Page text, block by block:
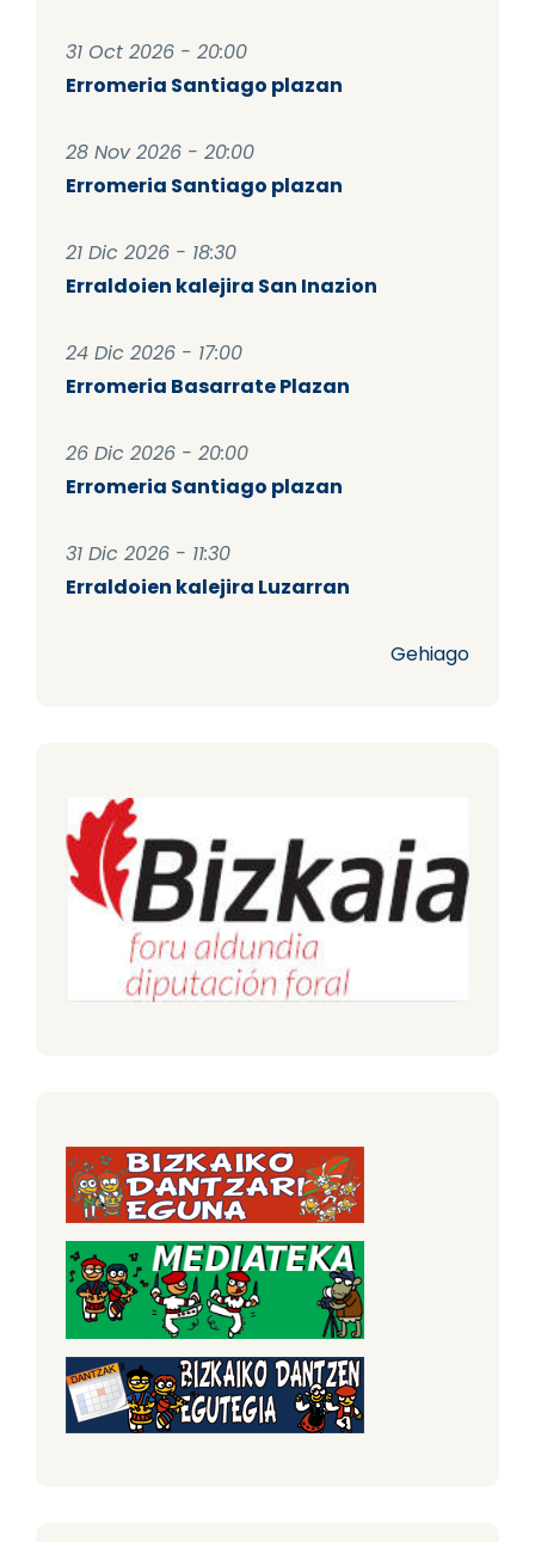
31 Oct 2026 - 20:00
Erromeria Santiago plazan
28 Nov 2026 - 20:00
Erromeria Santiago plazan
21 Dic 2026 - 18:30
Erraldoien kalejira San Inazion
24 Dic 2026 - 17:00
Erromeria Basarrate Plazan
26 Dic 2026 - 20:00
Erromeria Santiago plazan
31 Dic 2026 - 11:30
Erraldoien kalejira Luzarran
Gehiago